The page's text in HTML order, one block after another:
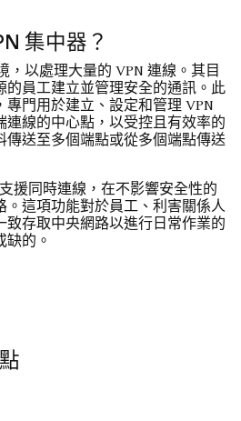
集中器？
，以處理大量的 VPN 連線。其目
的員工建立並管理安全的通訊。此
門用於建立、設定和管理 VPN
連線的中心點，以受控且有效率的
傳送至多個端點或從多個端點傳送
援同時連線，在不影響安全性的
。這項功能對於員工、利害關係人
致存取中央網路以進行日常作業的
缺的。